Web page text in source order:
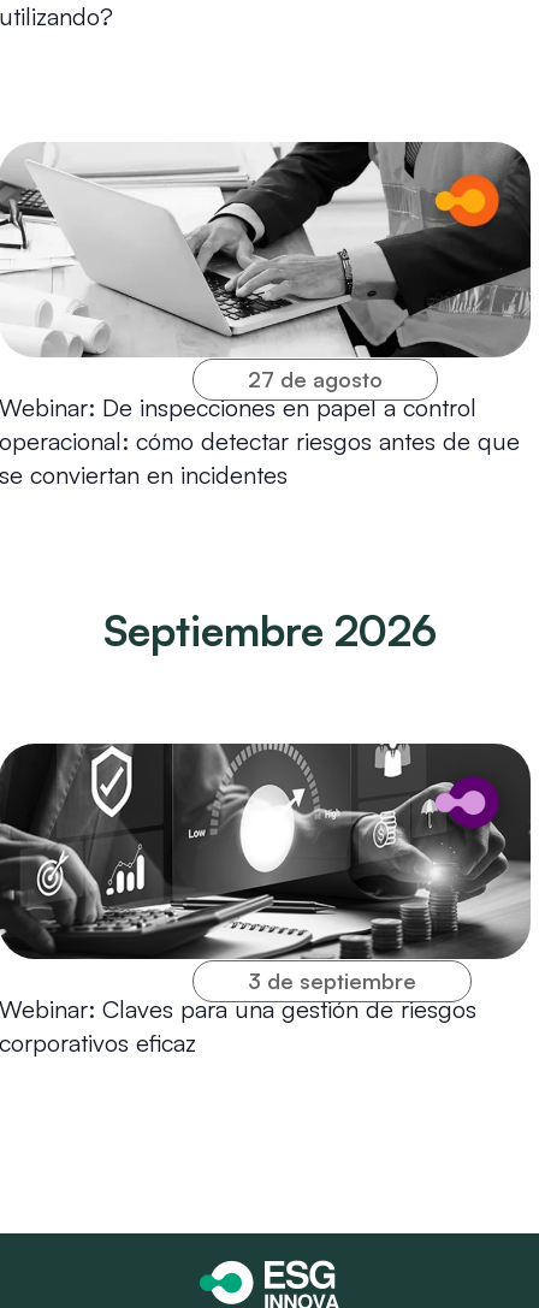
De inspecciones en papel a control
cómo detectar riesgos antes de que
conviertan en incidentes
27 de agosto
Septiembre 2026
Claves para una gestión de riesgos
eficaz
3 de septiembre